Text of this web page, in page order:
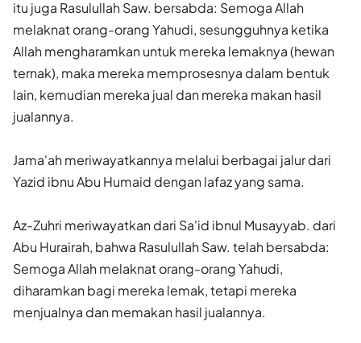
itu juga Rasulullah Saw. bersabda: Semoga Allah
melaknat orang-orang Yahudi, sesungguhnya ketika
Allah mengharamkan untuk mereka lemaknya (hewan
ternak), maka mereka memprosesnya dalam bentuk
lain, kemudian mereka jual dan mereka makan hasil
jualannya.
Jama'ah meriwayatkannya melalui berbagai jalur dari
Yazid ibnu Abu Humaid dengan lafaz yang sama.
Az-Zuhri meriwayatkan dari Sa'id ibnul Musayyab. dari
Abu Hurairah, bahwa Rasulullah Saw. telah bersabda:
Semoga Allah melaknat orang-orang Yahudi,
diharamkan bagi mereka lemak, tetapi mereka
menjualnya dan memakan hasil jualannya.